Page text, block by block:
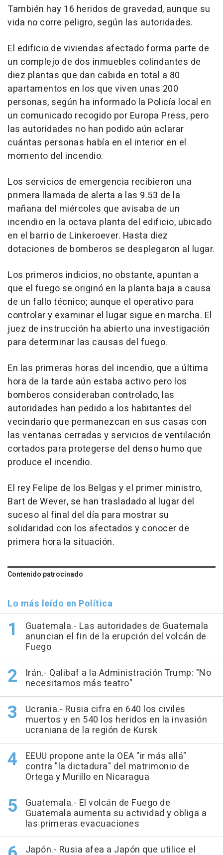
También hay 16 heridos de gravedad, aunque su
vida no corre peligro, según las autoridades.
El edificio de viviendas afectado forma parte de
un complejo de dos inmuebles colindantes de
diez plantas que dan cabida en total a 80
apartamentos en los que viven unas 200
personas, según ha informado la Policía local en
un comunicado recogido por Europa Press, pero
las autoridades no han podido aún aclarar
cuántas personas había en el interior en el
momento del incendio.
Los servicios de emergencia recibieron una
primera llamada de alerta a las 9.53 de la
mañana del miércoles que avisaba de un
incendio en la octava planta del edificio, ubicado
en el barrio de Linkeroever. Hasta diez
dotaciones de bomberos se desplegaron al lugar.
Los primeros indicios, no obstante, apuntan a
que el fuego se originó en la planta baja a causa
de un fallo técnico; aunque el operativo para
controlar y examinar el lugar sigue en marcha. El
juez de instrucción ha abierto una investigación
para determinar las causas del fuego.
En las primeras horas del incendio, que a última
hora de la tarde aún estaba activo pero los
bomberos consideraban controlado, las
autoridades han pedido a los habitantes del
vecindario que permanezcan en sus casas con
las ventanas cerradas y servicios de ventilación
cortados para protegerse del denso humo que
produce el incendio.
El rey Felipe de los Belgas y el primer ministro,
Bart de Wever, se han trasladado al lugar del
suceso al final del día para mostrar su
solidaridad con los afectados y conocer de
primera hora la situación.
Contenido patrocinado
Lo más leído en Política
Guatemala.- Las autoridades de Guatemala
anuncian el fin de la erupción del volcán de
Fuego
Irán.- Qalibaf a la Administración Trump: "No
necesitamos más teatro"
Ucrania.- Rusia cifra en 640 los civiles
muertos y en 540 los heridos en la invasión
ucraniana de la región de Kursk
EEUU propone ante la OEA "ir más allá"
contra "la dictadura" del matrimonio de
Ortega y Murillo en Nicaragua
Guatemala.- El volcán de Fuego de
Guatemala aumenta su actividad y obliga a
las primeras evacuaciones
Japón.- Rusia afea a Japón que utilice el